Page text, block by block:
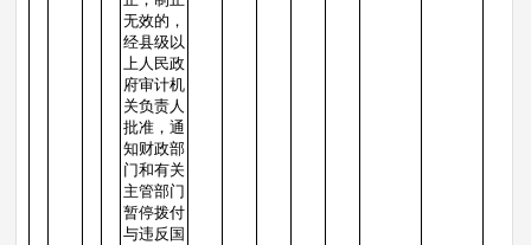
无效的，
经县级以
上人民政
府审计机
关负责人
批准，通
知财政部
门和有关
主管部门
暂停拨付
与违反国